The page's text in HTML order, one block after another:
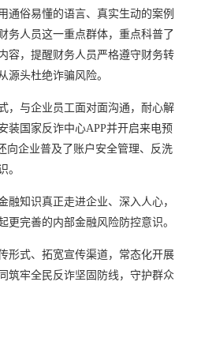
通俗易懂的语言、真实生动的案例
务人员这一重点群体，重点科普了
容，提醒财务人员严格遵守财务转
源头杜绝诈骗风险。
，与企业员工面对面沟通，耐心解
装国家反诈中心APP并开启来电预
向企业普及了账户安全管理、反洗
。
知识真正走进企业、深入人心，
完善的内部金融风险防控意识。
形式、拓宽宣传渠道，常态化开展
筑牢全民反诈坚固防线，守护群众